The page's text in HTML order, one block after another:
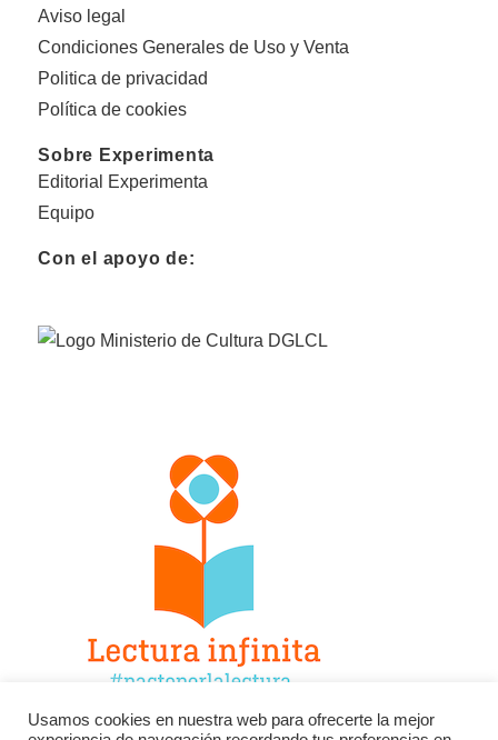
Aviso legal
Condiciones Generales de Uso y Venta
Politica de privacidad
Política de cookies
Sobre Experimenta
Editorial Experimenta
Equipo
Con el apoyo de:
Usamos cookies en nuestra web para ofrecerte la mejor